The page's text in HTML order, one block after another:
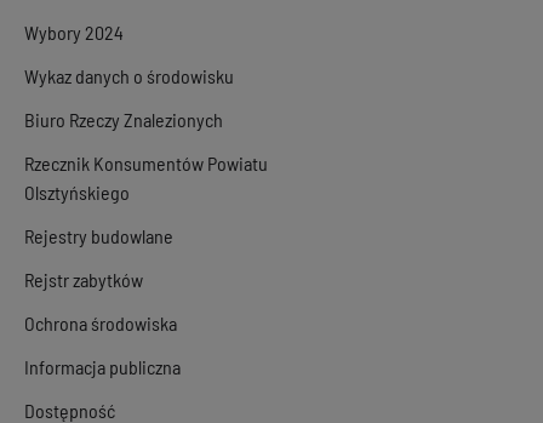
Wybory 2024
Wykaz danych o środowisku
Biuro Rzeczy Znalezionych
Rzecznik Konsumentów Powiatu
Olsztyńskiego
Rejestry budowlane
Rejstr zabytków
Ochrona środowiska
Informacja publiczna
Dostępność